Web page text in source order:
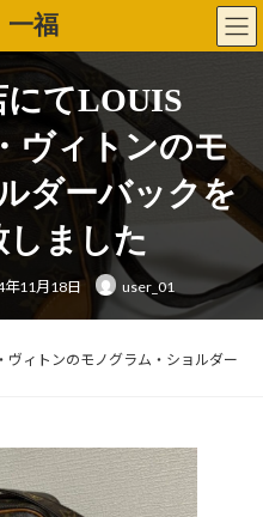
福
にてLOUIS
ヴィトンのモ
ダーバックを
しました
年11月18日 user_01
ヴィトンのモノグラム・ショルダー